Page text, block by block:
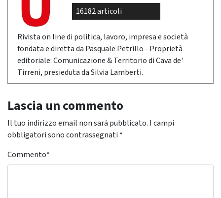
16182 articoli
Rivista on line di politica, lavoro, impresa e società
fondata e diretta da Pasquale Petrillo - Proprietà
editoriale: Comunicazione & Territorio di Cava de'
Tirreni, presieduta da Silvia Lamberti.
Lascia un commento
Il tuo indirizzo email non sarà pubblicato. I campi
obbligatori sono contrassegnati *
Commento*